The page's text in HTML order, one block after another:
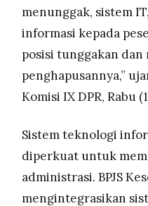
menunggak, sistem
informasi kepada
posisi tunggakan dan
penghapusannya,”
Komisi IX DPR, Rabu
Sistem teknologi
diperkuat untuk
administrasi. BPJS
mengintegrasikan